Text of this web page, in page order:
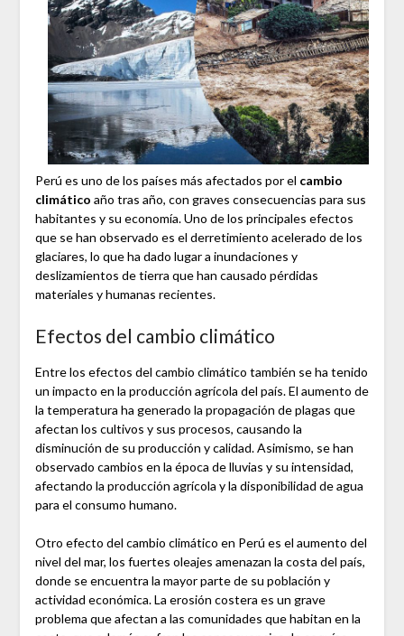
Perú es uno de los países más afectados por el cambio
climático año tras año, con graves consecuencias para sus
habitantes y su economía. Uno de los principales efectos
que se han observado es el derretimiento acelerado de los
glaciares, lo que ha dado lugar a inundaciones y
deslizamientos de tierra que han causado pérdidas
materiales y humanas recientes.
Efectos del cambio climático
Entre los efectos del cambio climático también se ha tenido
un impacto en la producción agrícola del país. El aumento de
la temperatura ha generado la propagación de plagas que
afectan los cultivos y sus procesos, causando la
disminución de su producción y calidad. Asimismo, se han
observado cambios en la época de lluvias y su intensidad,
afectando la producción agrícola y la disponibilidad de agua
para el consumo humano.
Otro efecto del cambio climático en Perú es el aumento del
nivel del mar, los fuertes oleajes amenazan la costa del país,
donde se encuentra la mayor parte de su población y
actividad económica. La erosión costera es un grave
problema que afectan a las comunidades que habitan en la